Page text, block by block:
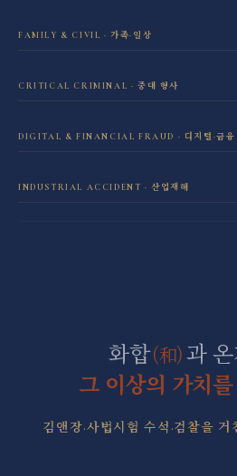
FAMILY & CIVIL · 가족·일상
학교폭력 전담센터
CRITICAL CRIMINAL · 중대 형사
DIGITAL & FINANCIAL FRAUD · 디지털·금융
INDUSTRIAL ACCIDENT · 산업재해
화합(和)과 온
그 이상의 가치
김앤장·사법시험 수석·검찰을